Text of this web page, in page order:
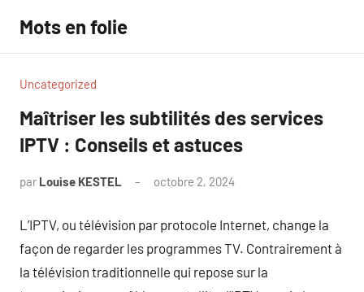
contenu
Mots en folie
Uncategorized
Maîtriser les subtilités des services
IPTV : Conseils et astuces
par Louise KESTEL octobre 2, 2024
L’IPTV, ou télévision par protocole Internet, change la
façon de regarder les programmes TV. Contrairement à
la télévision traditionnelle qui repose sur la